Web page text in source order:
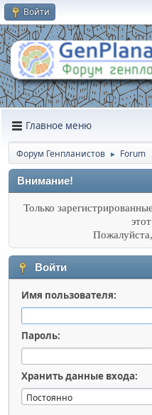
Войти
Главное меню
Форум Генпланистов ► Forum
Внимание!
Только
Войти
Имя пользователя:
Пароль:
Хранить данные входа: